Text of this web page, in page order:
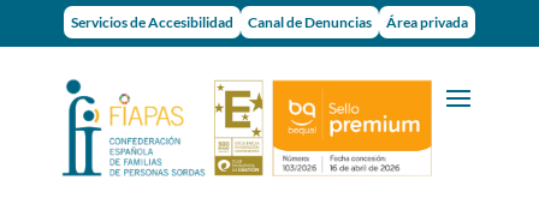
Servicios de Accesibilidad Canal de Denuncias Área privada